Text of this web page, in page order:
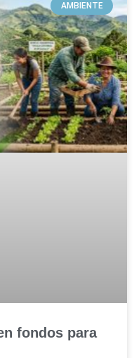
AMBIENTE
fondos para